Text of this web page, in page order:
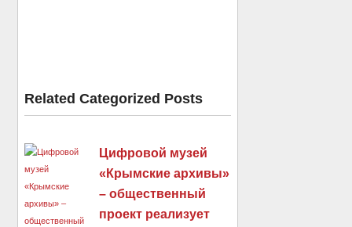
Related Categorized Posts
Цифровой музей
«Крымские архивы»
– общественный
проект реализует